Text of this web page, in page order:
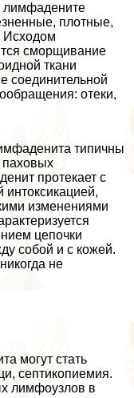
лимфадените
плотные,
Исходом
сморщивание
ткани
соединительной
отеки,
типичны
паховых
протекает с
изменениями
цепочки
собой и с кожей.
не
могут стать
септикопиемия.
лимфоузлов в